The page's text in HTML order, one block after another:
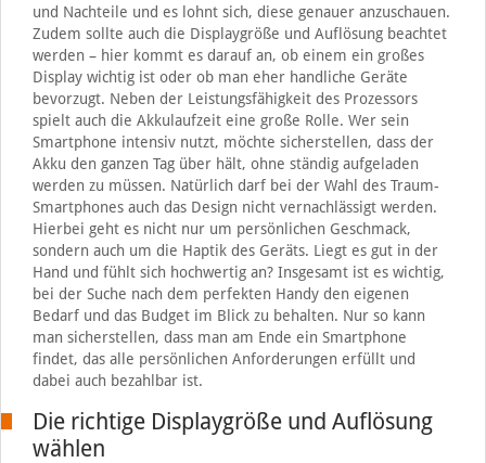
und Nachteile und es lohnt sich, diese genauer anzuschauen.
Zudem sollte auch die Displaygröße und Auflösung beachtet
werden – hier kommt es darauf an, ob einem ein großes
Display wichtig ist oder ob man eher handliche Geräte
bevorzugt. Neben der Leistungsfähigkeit des Prozessors
spielt auch die Akkulaufzeit eine große Rolle. Wer sein
Smartphone intensiv nutzt, möchte sicherstellen, dass der
Akku den ganzen Tag über hält, ohne ständig aufgeladen
werden zu müssen. Natürlich darf bei der Wahl des Traum-
Smartphones auch das Design nicht vernachlässigt werden.
Hierbei geht es nicht nur um persönlichen Geschmack,
sondern auch um die Haptik des Geräts. Liegt es gut in der
Hand und fühlt sich hochwertig an? Insgesamt ist es wichtig,
bei der Suche nach dem perfekten Handy den eigenen
Bedarf und das Budget im Blick zu behalten. Nur so kann
man sicherstellen, dass man am Ende ein Smartphone
findet, das alle persönlichen Anforderungen erfüllt und
dabei auch bezahlbar ist.
Die richtige Displaygröße und Auflösung
wählen